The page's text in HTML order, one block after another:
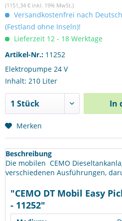
(1151,34 € inkl. 19% MwSt.)
Versandkostenfrei nach
(Festland ohne Inseln)!
Lieferzeit 12 - 18 Werktage
Artikel-Nr.: 11252
Elektropumpe 24 V
Inhalt: 210 Liter
In
Merken
Beschreibung
Die mobilen CEMO
verschiedenen Ausführungen,
"CEMO DT Mobil Easy
- 11252"